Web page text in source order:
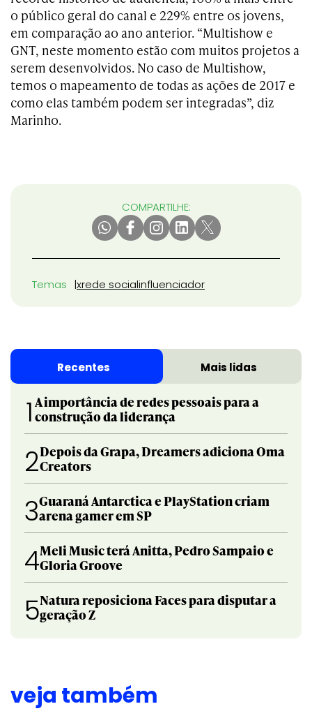
o público geral do canal e 229% entre os jovens,
em comparação ao ano anterior. “Multishow e
GNT, neste momento estão com muitos projetos a
serem desenvolvidos. No caso de Multishow,
temos o mapeamento de todas as ações de 2017 e
como elas também podem ser integradas”, diz
Marinho.
COMPARTILHE:
Temas xrede socialinfluenciador
Recentes Mais lidas
1 A importância de redes pessoais para a
construção da liderança
2Depois da Grapa, Dreamers adiciona Oma
Creators
3Guaraná Antarctica e PlayStation criam
arena gamer em SP
4Meli Music terá Anitta, Pedro Sampaio e
Gloria Groove
5Natura reposiciona Faces para disputar a
geração Z
veja também